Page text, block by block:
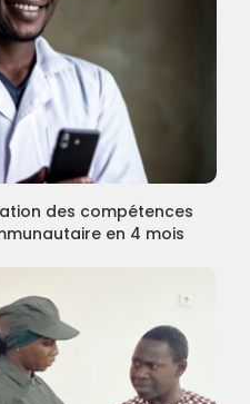
des compétences
en 4 mois